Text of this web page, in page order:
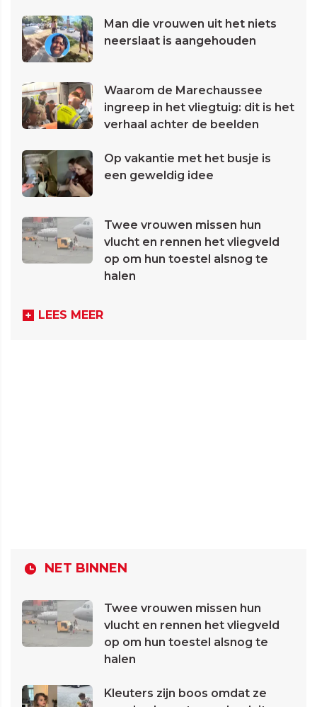
Man die vrouwen uit het niets
neerslaat is aangehouden
Waarom de Marechaussee
ingreep in het vliegtuig: dit is het
verhaal achter de beelden
Op vakantie met het busje is
een geweldig idee
Twee vrouwen missen hun
vlucht en rennen het vliegveld
op om hun toestel alsnog te
halen
LEES MEER
NET BINNEN
Twee vrouwen missen hun
vlucht en rennen het vliegveld
op om hun toestel alsnog te
halen
Kleuters zijn boos omdat ze